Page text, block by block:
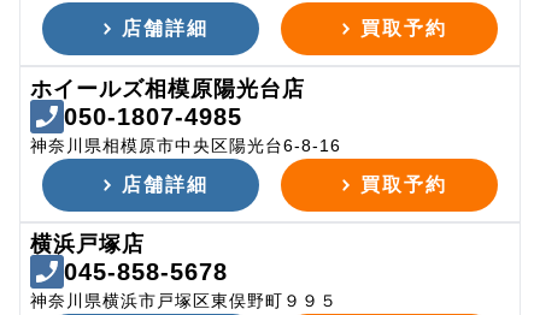
店舗詳細 買取予約
ホイールズ相模原陽光台店
050-1807-4985
神奈川県相模原市中央区陽光台6-8-16
店舗詳細 買取予約
横浜戸塚店
045-858-5678
神奈川県横浜市戸塚区東俣野町９９５